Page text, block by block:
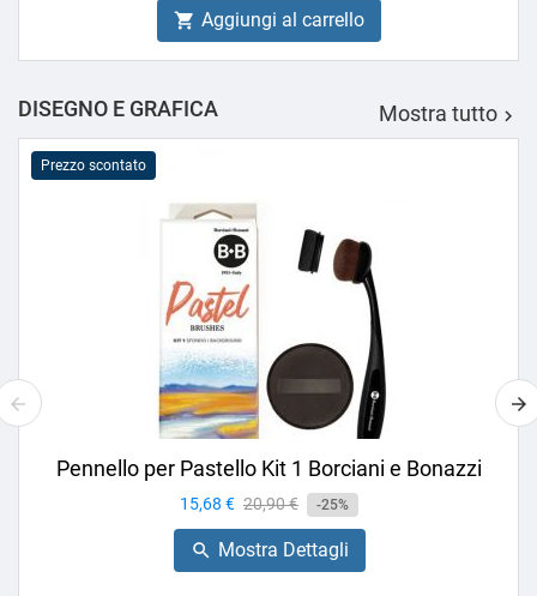
 Aggiungi al carrello
DISEGNO E GRAFICA Mostra tutto 
Prezzo scontato
Pennello per Pastello Kit 1 Borciani e Bonazzi
Prezzo
15,68 € Prezzo
base
20,90 € -25%
 Mostra Dettagli